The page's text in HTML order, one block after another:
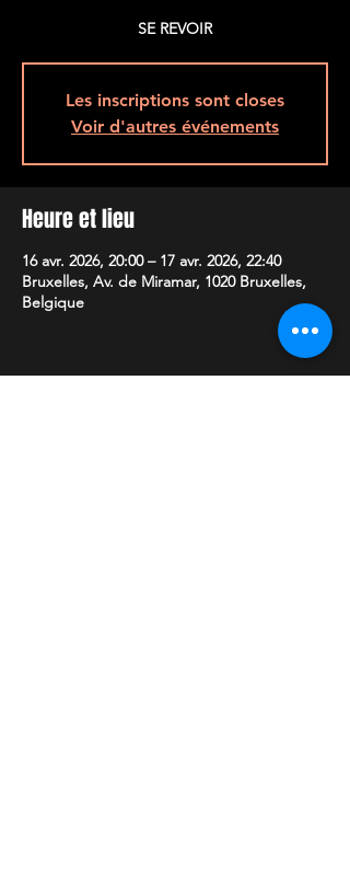
SE REVOIR
Les inscriptions sont closes
Voir d'autres événements
Heure et lieu
16 avr. 2026, 20:00 – 17 avr. 2026, 22:40
Bruxelles, Av. de Miramar, 1020 Bruxelles,
Belgique